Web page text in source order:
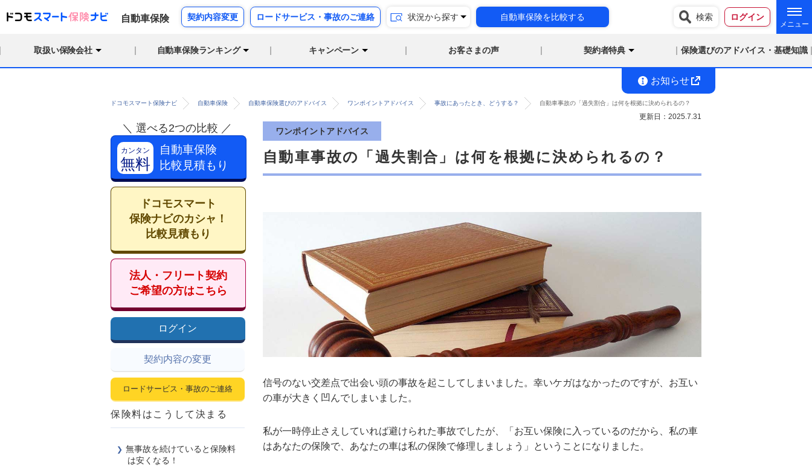
自動車保険 契約内容変更 ロードサービス・事故のご連絡 状況から探す 自動車保険を比較する 検索 ログイン
取扱い保険会社 自動車保険ランキング キャンペーン お客さまの声 契約者特典 保険選びのアドバイス・基礎知識
お知らせ
ドコモスマート保険ナビ 自動車保険 自動車保険選びのアドバイス ワンポイントアドバイス 事故にあったとき、どうする？ 自動車事故の「過失割合」は何を根拠に決められるの？
＼ 選べる2つの比較 ／
カンタン
無料
自動車保険
比較見積もり
ドコモスマート
保険ナビのカシャ！
比較見積もり
法人・フリート契約
ご希望の方はこちら
ログイン
契約内容の変更
ロードサービス・事故のご連絡
保険料はこうして決まる
無事故を続けていると保険料
は安くなる！
更新日： 2025.7.31
ワンポイントアドバイス
自動車事故の「過失割合」は何を根拠に決められるの？
信号のない交差点で出会い頭の事故を起こしてしまいました。幸いケガはなかったのですが、お互い
の車が大きく凹んでしまいました。
私が一時停止さえしていれば避けられた事故でしたが、「お互い保険に入っているのだから、私の車
はあなたの保険で、あなたの車は私の保険で修理しましょう」ということになりました。